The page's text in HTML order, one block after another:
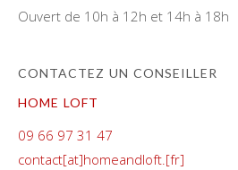
Ouvert de 10h à 12h et 14h à 18h
CONTACTEZ UN CONSEILLER
HOME LOFT
09 66 97 31 47
contact[at]homeandloft.[fr]